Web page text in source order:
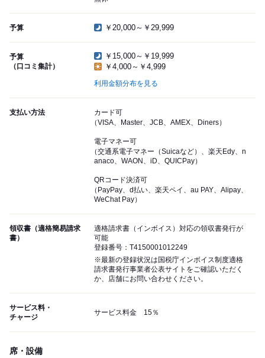
予算 ￥20,000～￥29,999
予算
（口コミ集計）
￥15,000～￥19,999
￥4,000～￥4,999
利用金額分布を見る
支払い方法
カード可
（VISA、Master、JCB、AMEX、Diners）
電子マネー可
（交通系電子マネー（Suicaなど）、楽天Edy、n
anaco、WAON、iD、QUICPay）
QRコード決済可
（PayPay、d払い、楽天ペイ、au PAY、Alipay、
WeChat Pay）
領収書（適格簡易請求
書）
適格請求書（インボイス）対応の領収書発行が
可能
登録番号：T4150001012249
※最新の登録状況は国税庁インボイス制度適格
請求書発行事業者公表サイトをご確認いただく
か、店舗にお問い合わせください。
サービス料・
チャージ
サービス料金 15％
席・設備